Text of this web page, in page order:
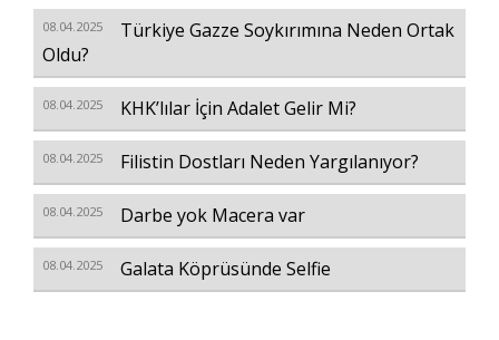
08.04.2025
Türkiye Gazze Soykırımına Neden Ortak
Oldu?
08.04.2025 KHK’lılar İçin Adalet Gelir Mi?
08.04.2025 Filistin Dostları Neden Yargılanıyor?
08.04.2025 Darbe yok Macera var
08.04.2025 Galata Köprüsünde Selfie